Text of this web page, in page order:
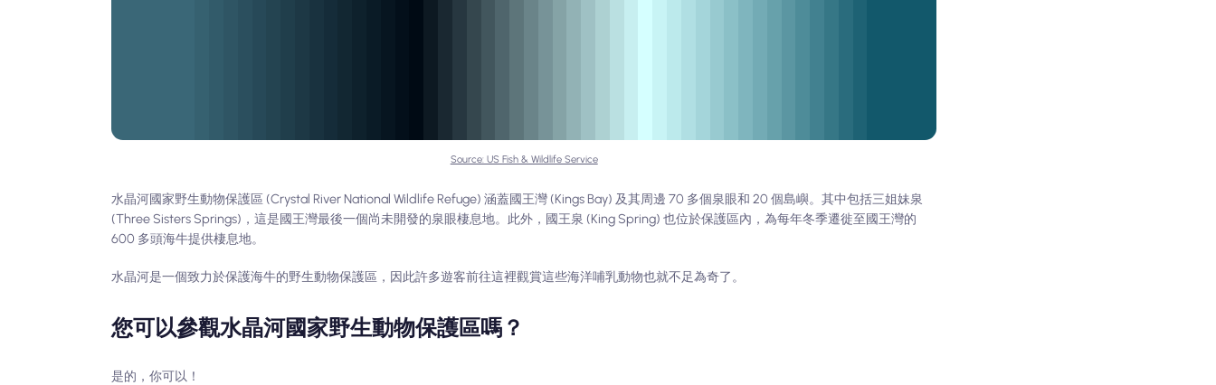
Source: US Fish & Wildlife Service
水晶河國家野生動物保護區 (Crystal River National Wildlife Refuge) 涵蓋國王灣 (Kings Bay) 及其周邊 70 多個泉眼和 20 個島嶼。其中包括三姐妹泉
(Three Sisters Springs)，這是國王灣最後一個尚未開發的泉眼棲息地。此外，國王泉 (King Spring) 也位於保護區內，為每年冬季遷徙至國王灣的
600 多頭海牛提供棲息地。
水晶河是一個致力於保護海牛的野生動物保護區，因此許多遊客前往這裡觀賞這些海洋哺乳動物也就不足為奇了。
您可以參觀水晶河國家野生動物保護區嗎？
是的，你可以！